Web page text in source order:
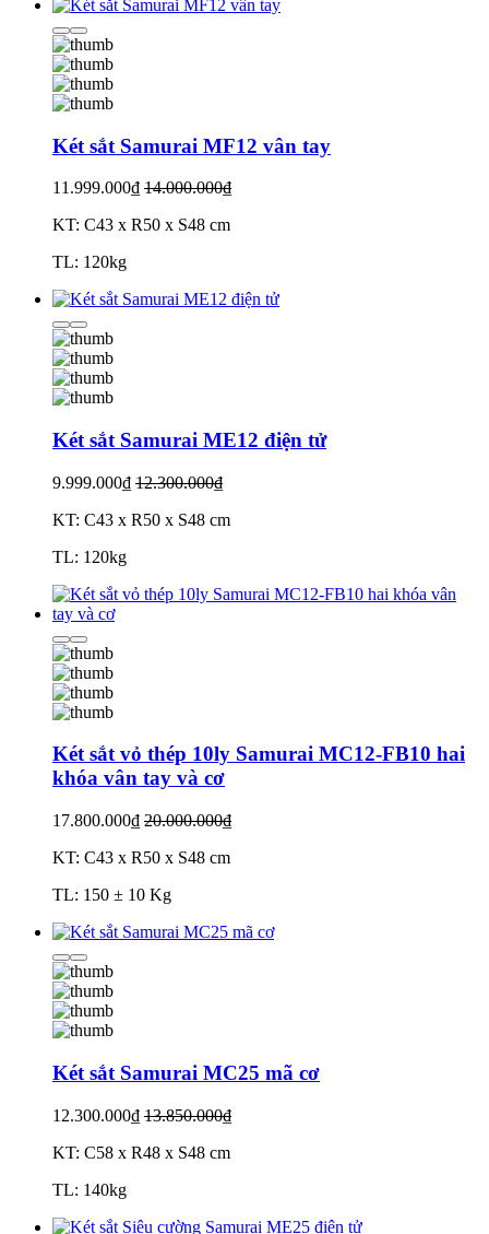
Két sắt Samurai MF12 vân tay
11.999.000₫ 14.000.000₫
KT: C43 x R50 x S48 cm
TL: 120kg
Két sắt Samurai ME12 điện tử
9.999.000₫ 12.300.000₫
KT: C43 x R50 x S48 cm
TL: 120kg
Két sắt vỏ thép 10ly Samurai MC12-FB10 hai
khóa vân tay và cơ
17.800.000₫ 20.000.000₫
KT: C43 x R50 x S48 cm
TL: 150 ± 10 Kg
Két sắt Samurai MC25 mã cơ
12.300.000₫ 13.850.000₫
KT: C58 x R48 x S48 cm
TL: 140kg